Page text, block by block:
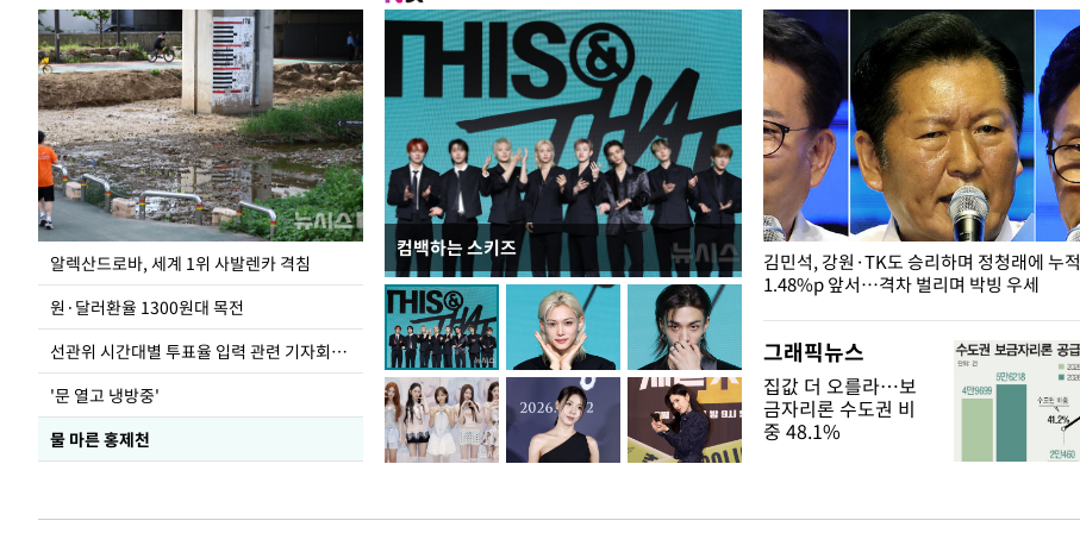
알렉산드로바, 세계 1위 사발렌카 격침
원·달러환율 1300원대 목전
선관위 시간대별 투표율 입력 관련 기자회견하는 주진우 의원
'문 열고 냉방중'
물 마른 홍제천
컴백하는 스키즈
극한 폭염에 바닥 드러난 홍제천…물고기 떼죽음
도
김민석, 강원·TK도 승리하며 정청래에 누적
1.48%p 앞서…격차 벌리며 박빙 우세
그래픽뉴스
집값 더 오를라…보
금자리론 수도권 비
중 48.1%